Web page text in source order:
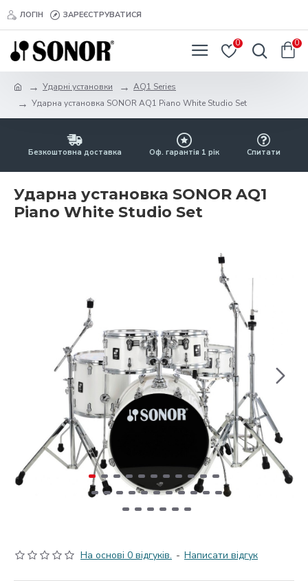
ЛОГІН ЗАРЕЄСТРУВАТИСЯ
0 0
Ударні установки
AQ1 Series
Ударна установка SONOR AQ1 Piano White Studio Set
Безкоштовна доставка Оф. гарантія 1 рік Спитати
Ударна установка SONOR AQ1
Piano White Studio Set
На основі 0 відгуків. - Написати відгук